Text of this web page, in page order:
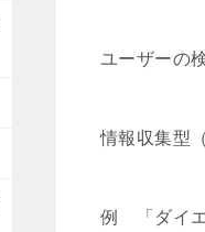
ユーザーの
情報収集型
例 「ダイエ